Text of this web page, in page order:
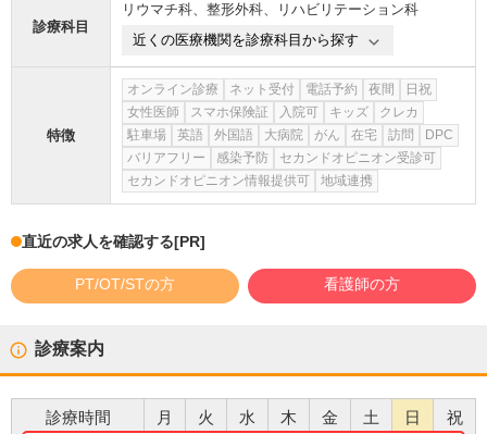
診療科目
リウマチ科、 整形外科、
リハビリテーション科
近くの医療機関を診療科目から探す
特徴
オンライン診療 ネット受付 電話予約 夜間
日祝
女性医師
スマホ保険証 入院可 キッズ
クレカ
駐車場
英語 外国語 大病院 がん 在宅 訪問
DPC
バリアフリー
感染予防
セカンドオピニオン受診可
セカンドオピニオン情報提供可
地域連携
直近の求人を確認する[PR]
PT/OT/STの方 看護師の方
診療案内
診療時間 月 火 水 木 金 土 日 祝